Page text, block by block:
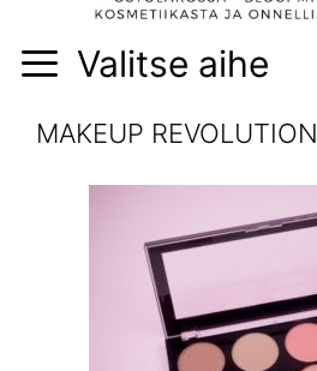
Valitse aihe
MAKEUP REVOLUTION